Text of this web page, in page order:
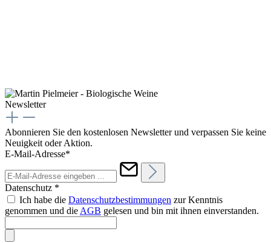
Newsletter
Abonnieren Sie den kostenlosen Newsletter und verpassen Sie keine
Neuigkeit oder Aktion.
E-Mail-Adresse*
Datenschutz *
Ich habe die Datenschutzbestimmungen zur Kenntnis
genommen und die AGB gelesen und bin mit ihnen einverstanden.